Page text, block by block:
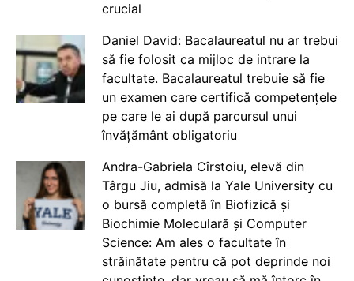
crucial
Daniel David: Bacalaureatul nu ar trebui
să fie folosit ca mijloc de intrare la
facultate. Bacalaureatul trebuie să fie
un examen care certifică competențele
pe care le ai după parcursul unui
învățământ obligatoriu
Andra-Gabriela Cîrstoiu, elevă din
Târgu Jiu, admisă la Yale University cu
o bursă completă în Biofizică și
Biochimie Moleculară și Computer
Science: Am ales o facultate în
străinătate pentru că pot deprinde noi